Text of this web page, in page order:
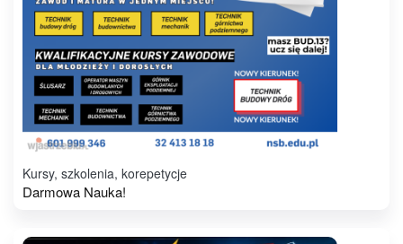
Kursy, szkolenia, korepetycje
Darmowa Nauka!